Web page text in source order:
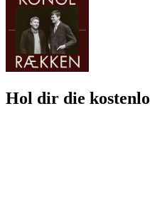
Hol dir die